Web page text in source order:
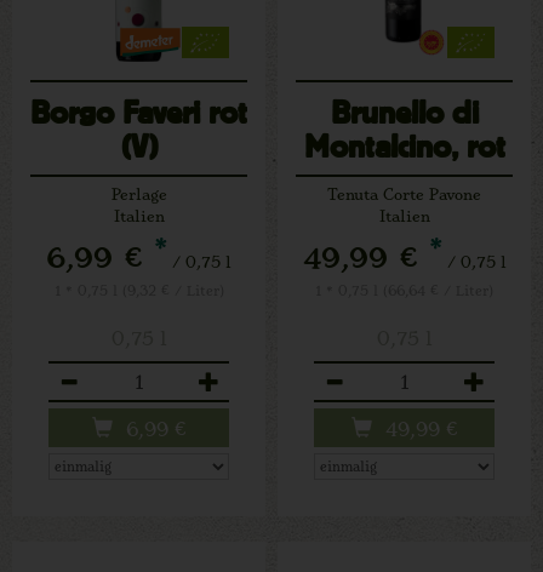
Borgo Faveri rot
(V)
Perlage
Italien
6,99 € * / 0,75 l
6,99 €
Brunello di
Montalcino, rot
(V)
Tenuta Corte Pavone
Italien
49,99 € * / 0,75 l
49,99 €